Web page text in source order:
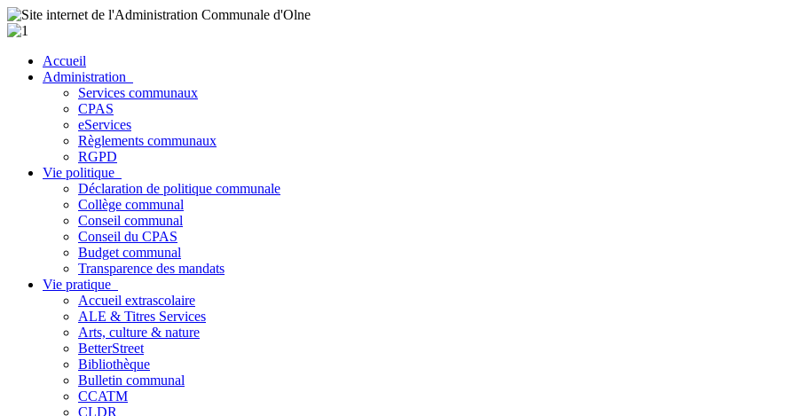
Accueil
Administration
Services communaux
CPAS
eServices
Règlements communaux
RGPD
Vie politique
Déclaration de politique communale
Collège communal
Conseil communal
Conseil du CPAS
Budget communal
Transparence des mandats
Vie pratique
Accueil extrascolaire
ALE & Titres Services
Arts, culture & nature
BetterStreet
Bibliothèque
Bulletin communal
CCATM
CLDR